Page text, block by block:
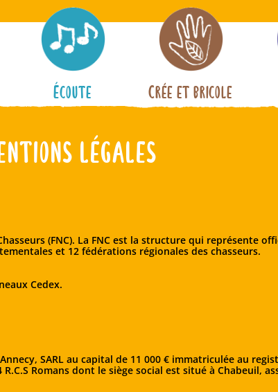
Écoute Crée et bricole
légales
(FNC). La FNC est la structure qui représente
et 12 fédérations régionales des chasseurs.
Cedex.
SARL au capital de 11 000 € immatriculée au
Romans dont le siège social est situé à Chabeuil,